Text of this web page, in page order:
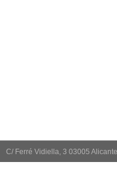
C/ Ferré Vidiella, 3 03005